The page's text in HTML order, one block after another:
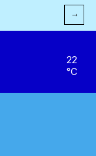
→
22
°C